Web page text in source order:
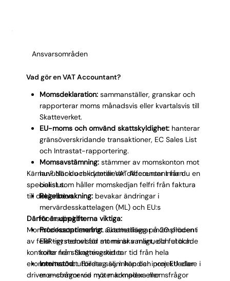
Ansvarsområden
Vad gör en VAT Accountant?
Momsdeklaration:sammanställer, granskar och
rapporterar moms månadsvis eller kvartalsvis till
Skatteverket.
EU-moms och omvänd skattskyldighet:hanterar
gränsöverskridande transaktioner, EC Sales List
och Intrastat-rapportering.
Momsavstämning:stämmer av momskonton mot
huvudbok och identifierar differenser innan
bokslut.
Regelbevakning:bevakar ändringar i
mervärdesskattelagen (ML) och EU:s
momsdirektiv.
Processoptimering:automatiserar momsflöden i
ERP-systemet för att minska manuella fel och
korta ner stängningstider.
Internstöd:utbildar sälj, inköp och projektledare i
momsfrågor vid nya marknader eller
Kärnan? När du rekryterar VAT Accountant får du en
specialist som håller momskedjan felfri från faktura
till deklaration.
Därför är uppgifterna viktiga:
Momsfel kostar snabbt. Skattetillägg på 20 procent
av felaktigt redovisad moms är vanligt, och utökade
kontroller från Skatteverket tar tid från hela
ekonomiteamet. Företag som handlar inom EU eller
driver e-commerce möter komplexa momsfrågor